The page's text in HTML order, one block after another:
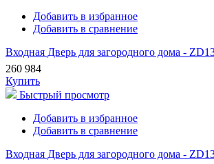
Добавить в избранное
Добавить в сравнение
Входная Дверь для загородного дома -
260 984
Купить
Быстрый просмотр
Добавить в избранное
Добавить в сравнение
Входная Дверь для загородного дома -